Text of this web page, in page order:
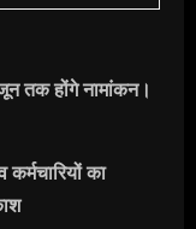
तक होंगे नामांकन।
का